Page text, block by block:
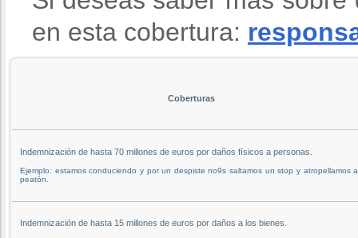
en esta cobertura:
Coberturas
Indemnización de hasta 70 millones de euros por daños físicos a personas.
Ejemplo: estamos conduciendo y por un despiste no9s saltamos un stop y atropellamos
peatón.
Indemnización de hasta 15 millones de euros por daños a los bienes.